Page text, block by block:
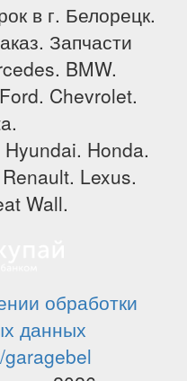
в г. Белорецк.
Запчасти
BMW.
Chevrolet.
Honda.
Lexus.
Wall.
обработки
данных